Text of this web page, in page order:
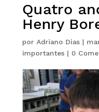
Quatro
Henry
por Adriano Dias|
importantes| 0